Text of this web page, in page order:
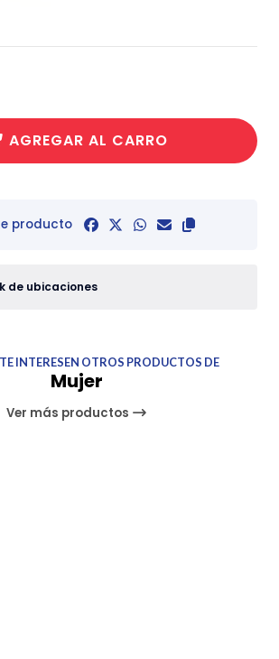
AGREGAR AL CARRO
producto
de ubicaciones
INTERESEN OTROS PRODUCTOS DE
Mujer
Ver más productos